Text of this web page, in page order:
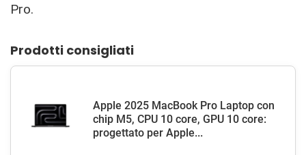
Pro.
Prodotti consigliati
Apple 2025 MacBook Pro Laptop con
chip M5, CPU 10 core, GPU 10 core:
progettato per Apple...